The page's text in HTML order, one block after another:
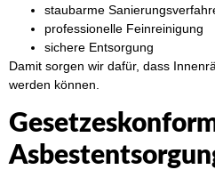
staubarme
professionelle Feinreinigung
sichere Entsorgung
Damit sorgen wir dafür, dass
werden können.